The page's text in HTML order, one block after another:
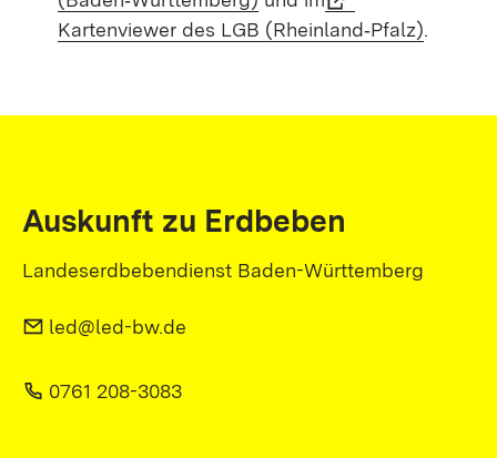
Kartenviewer des LGB (Rheinland‑Pfalz).
Auskunft zu Erdbeben
Landeserdbebendienst Baden-Württemberg
led@led-bw.de
0761 208-3083